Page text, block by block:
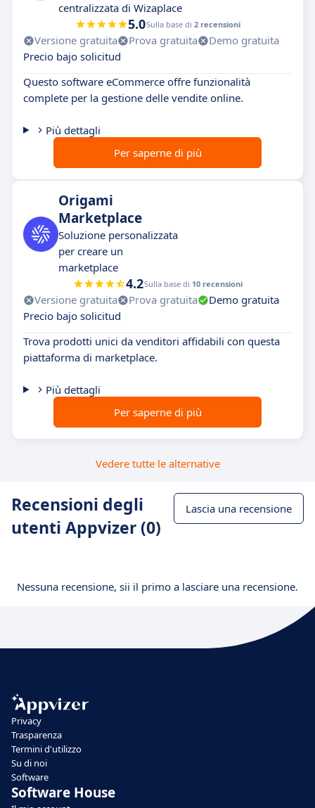
centralizzata di Wizaplace
5.0Sulla base di 2 recensioni
Versione gratuita Prova gratuita
Demo gratuita
Precio bajo solicitud
Questo software eCommerce offre funzionalità
complete per la gestione delle vendite online.
Più dettagli
Per saperne di più
Origami
Marketplace
Soluzione personalizzata
per creare un
marketplace
4.2Sulla base di 10 recensioni
Versione gratuita Prova gratuita
Demo gratuita
Precio bajo solicitud
Trova prodotti unici da venditori affidabili con questa
piattaforma di marketplace.
Più dettagli
Per saperne di più
Vedere tutte le alternative
Recensioni degli
utenti Appvizer (0)
Lascia una recensione
Nessuna recensione, sii il primo a lasciare una recensione.
Privacy
Trasparenza
Termini d'utilizzo
Su di noi
Software
Software House